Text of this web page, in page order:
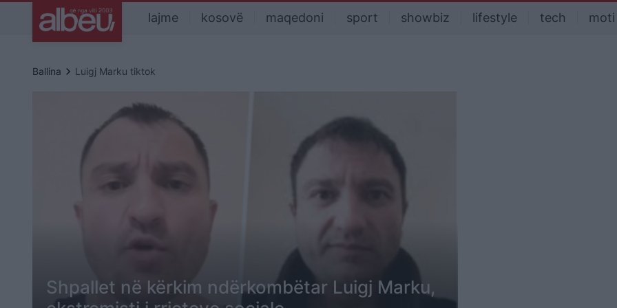
lajme kosovë maqedoni sport showbiz lifestyle tech moti
Ballina keyboard_arrow_right Luigj Marku tiktok
Shpallet në kërkim ndërkombëtar Luigj Marku,